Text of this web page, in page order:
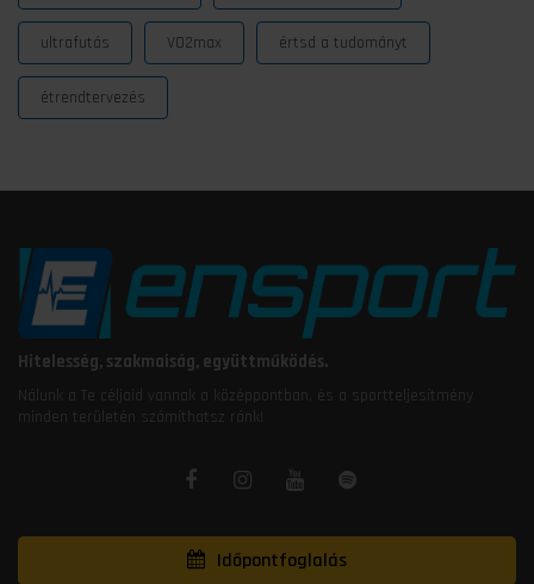
ultrafutás VO2max értsd a tudományt
étrendtervezés
Hitelesség, szakmaiság, együttműködés.
Nálunk a Te céljaid vannak a középpontban, és a sportteljesítmény
minden területén számíthatsz ránk!
Időpontfoglalás